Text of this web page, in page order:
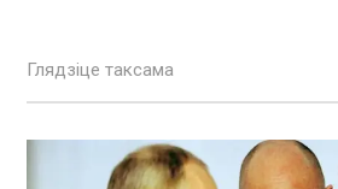
Глядзіце таксама